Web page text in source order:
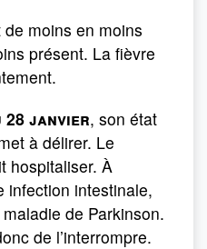
de moins en moins
présent. La fièvre
28 janvier, son état
à délirer. Le
hospitaliser. À
infection intestinale,
de Parkinson.
de l’interrompre.